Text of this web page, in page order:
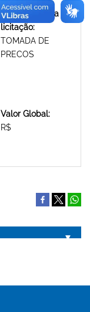
Modalidade da
licitação:
TOMADA DE
PRECOS
Valor Global:
R$